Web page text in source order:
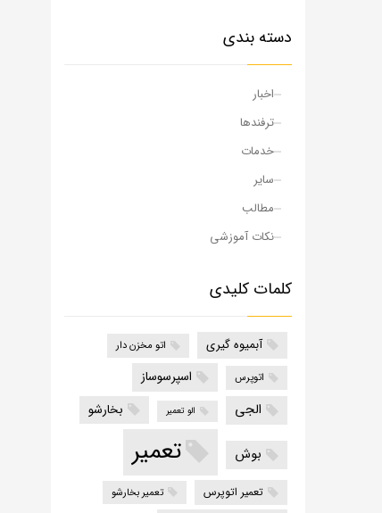
دسته بندی
اخبار
ترفندها
خدمات
سایر
مطالب
نکات آموزشی
کلمات کلیدی
آبمیوه گیری اتو مخزن دار
اتوپرس اسپرسوساز
الجی الو تعمیر بخارشو
بوش تعمیر
تعمیر اتوپرس تعمیر بخارشو